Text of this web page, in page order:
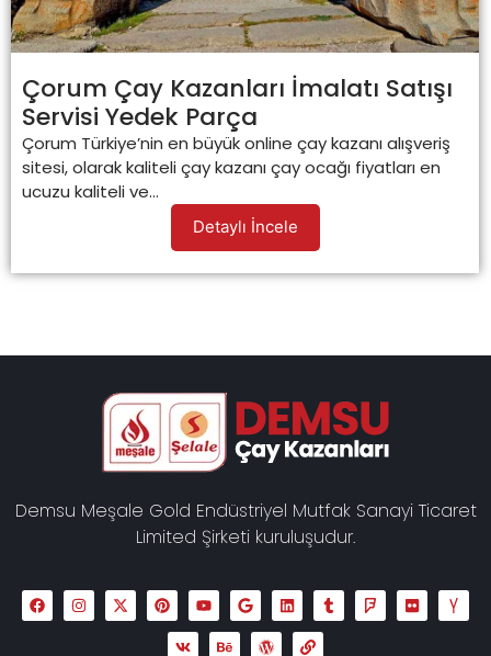
Çorum Çay Kazanları İmalatı Satışı
Servisi Yedek Parça
Çorum Türkiye’nin en büyük online çay kazanı alışveriş
sitesi, olarak kaliteli çay kazanı çay ocağı fiyatları en
ucuzu kaliteli ve...
Detaylı İncele
Demsu Meşale Gold Endüstriyel Mutfak Sanayi Ticaret
Limited Şirketi kuruluşudur.